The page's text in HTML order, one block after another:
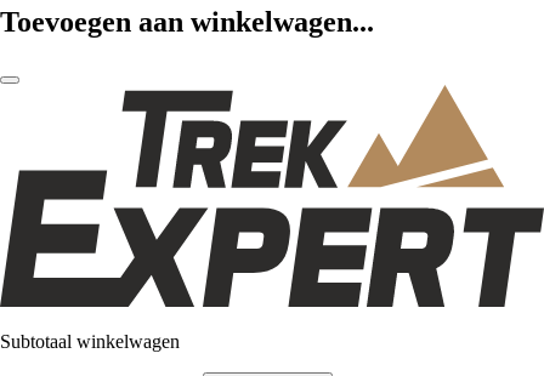
Toevoegen aan winkelwagen...
Subtotaal winkelwagen